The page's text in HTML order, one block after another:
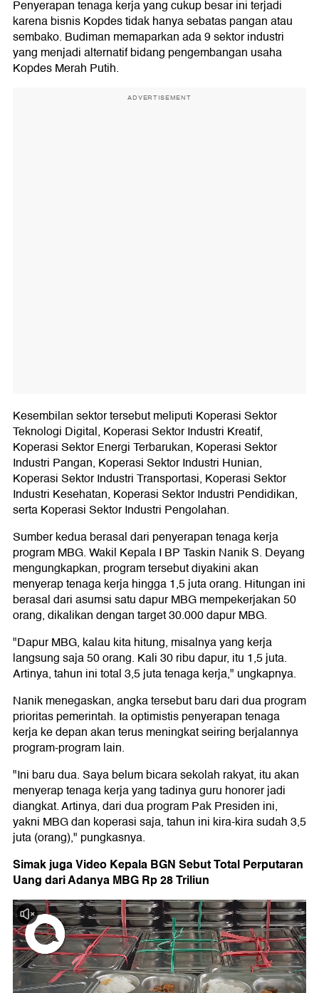
Penyerapan tenaga kerja yang cukup besar ini terjadi
karena bisnis Kopdes tidak hanya sebatas pangan atau
sembako. Budiman memaparkan ada 9 sektor industri
yang menjadi alternatif bidang pengembangan usaha
Kopdes Merah Putih.
ADVERTISEMENT
Kesembilan sektor tersebut meliputi Koperasi Sektor
Teknologi Digital, Koperasi Sektor Industri Kreatif,
Koperasi Sektor Energi Terbarukan, Koperasi Sektor
Industri Pangan, Koperasi Sektor Industri Hunian,
Koperasi Sektor Industri Transportasi, Koperasi Sektor
Industri Kesehatan, Koperasi Sektor Industri Pendidikan,
serta Koperasi Sektor Industri Pengolahan.
Sumber kedua berasal dari penyerapan tenaga kerja
program MBG. Wakil Kepala I BP Taskin Nanik S. Deyang
mengungkapkan, program tersebut diyakini akan
menyerap tenaga kerja hingga 1,5 juta orang. Hitungan ini
berasal dari asumsi satu dapur MBG mempekerjakan 50
orang, dikalikan dengan target 30.000 dapur MBG.
"Dapur MBG, kalau kita hitung, misalnya yang kerja
langsung saja 50 orang. Kali 30 ribu dapur, itu 1,5 juta.
Artinya, tahun ini total 3,5 juta tenaga kerja," ungkapnya.
Nanik menegaskan, angka tersebut baru dari dua program
prioritas pemerintah. Ia optimistis penyerapan tenaga
kerja ke depan akan terus meningkat seiring berjalannya
program-program lain.
"Ini baru dua. Saya belum bicara sekolah rakyat, itu akan
menyerap tenaga kerja yang tadinya guru honorer jadi
diangkat. Artinya, dari dua program Pak Presiden ini,
yakni MBG dan koperasi saja, tahun ini kira-kira sudah 3,5
juta (orang)," pungkasnya.
Simak juga Video Kepala BGN Sebut Total Perputaran
Uang dari Adanya MBG Rp 28 Triliun